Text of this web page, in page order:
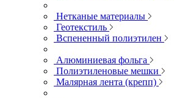
Нетканые материалы
Геотекстиль
Вспененный полиэтилен
Алюминиевая фольга
Полиэтиленовые мешки
Малярная лента (крепп)